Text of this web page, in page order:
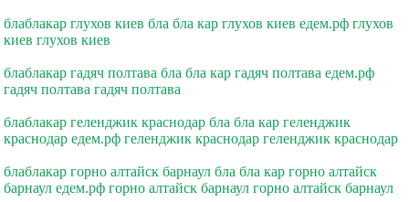
блаблакар глухов киев бла бла кар глухов киев едем.рф глухов
киев глухов киев
блаблакар гадяч полтава бла бла кар гадяч полтава едем.рф
гадяч полтава гадяч полтава
блаблакар геленджик краснодар бла бла кар геленджик
краснодар едем.рф геленджик краснодар геленджик краснодар
блаблакар горно алтайск барнаул бла бла кар горно алтайск
барнаул едем.рф горно алтайск барнаул горно алтайск барнаул